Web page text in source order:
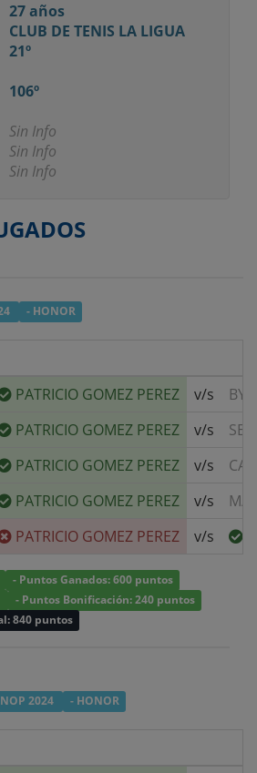
27 años
CLUB DE TENIS LA LIGUA
21º
106º
Sin Info
Sin Info
Sin Info
- HONOR
PATRICIO GOMEZ PEREZ v/s
BYE
PATRICIO GOMEZ PEREZ v/s
PATRICIO GOMEZ PEREZ v/s
PATRICIO GOMEZ PEREZ v/s
PATRICIO GOMEZ PEREZ v/s
- Puntos Ganados: 600 puntos
- Puntos Bonificación: 240 puntos
840 puntos
2024 - HONOR